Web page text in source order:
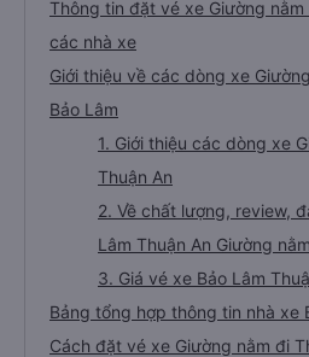
Thông tin đặt vé xe Giường nằm
các nhà xe
Giới thiệu về các dòng xe
Bảo Lâm
1. Giới thiệu các dòng xe
Thuận An
2. Về chất lượng, review,
Lâm Thuận An Giường nằm
3. Giá vé xe Bảo Lâm
Bảng tổng hợp thông tin nhà xe
Cách đặt vé xe Giường nằm đi